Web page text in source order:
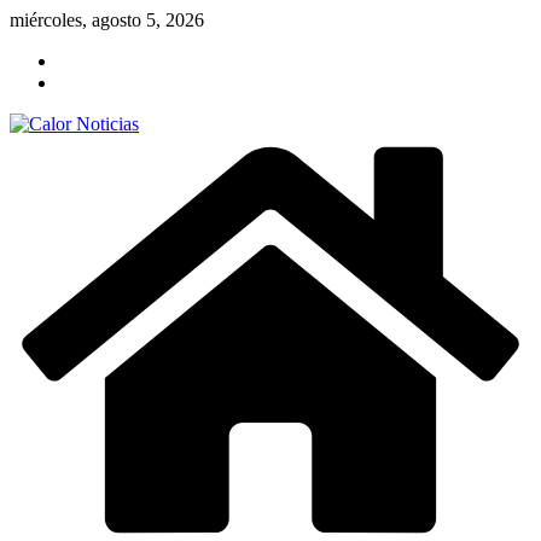
Saltar
contenido
miércoles, agosto 5, 2026